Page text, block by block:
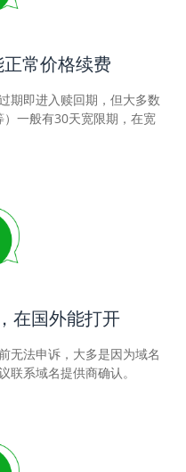
常价格续费
期即进入赎回期，但大多数
一般有30天宽限期，在宽
在国外能打开
无法申诉，大多是因为域名
联系域名提供商确认。